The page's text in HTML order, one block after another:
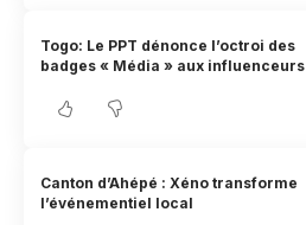
Togo: Le PPT dénonce l’octroi des
badges « Média » aux influenceurs
Canton d’Ahépé : Xéno transforme
l’événementiel local